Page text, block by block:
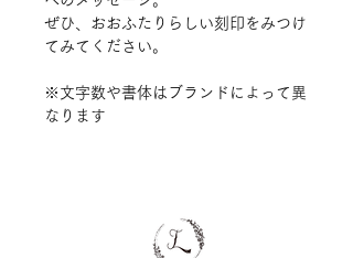
ぜひ、おおふたりらしい刻印をみつけ
てみてください。
※文字数や書体はブランドによって異
なります